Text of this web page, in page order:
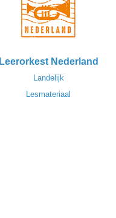
Leerorkest Nederland
Landelijk
Lesmateriaal